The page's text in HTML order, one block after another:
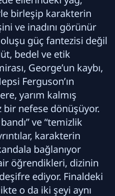
birleşip karakterin
ve inadını görünür
oluşu güç fantezisi değil
bedel ve etik
George’un kaybı,
Ferguson’ın
yarım kalmış
nefese dönüşüyor.
ve “temizlik
karakterin
bağlanıyor
öğrendikleri, dizinin
ediyor. Finaldeki
o da iki şeyi aynı